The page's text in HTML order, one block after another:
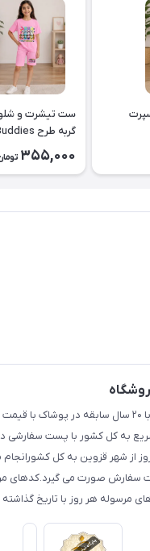
ست تیشرت و
355,000
مجموعه آرشیدا شاپ با ۲۰ سال سابقه در
به کل کشور با پست سفارشی
از شهر قزوین به کل
سفارش صورت می گیرد.کدهای
مرسوله هر روز با تاریخ